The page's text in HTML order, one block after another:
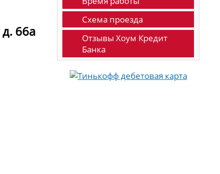
66а
Схема проезда
Отзывы Хоум Кредит
Банка